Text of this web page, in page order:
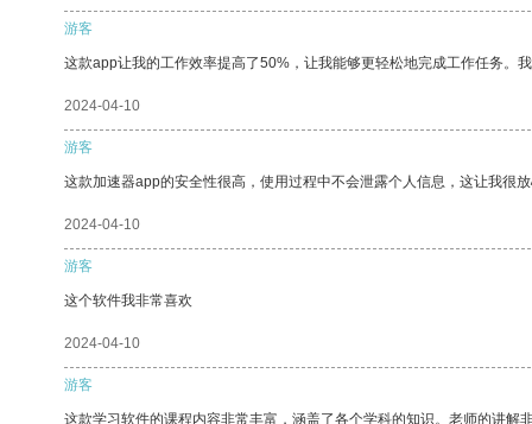
游客
这款app让我的工作效率提高了50%，让我能够更轻松地完成工作任务。
2024-04-10
游客
这款加速器app的安全性很高，使用过程中不会泄露个人信息，这让我很
2024-04-10
游客
这个软件我非常喜欢
2024-04-10
游客
这款学习软件的课程内容非常丰富，涵盖了各个学科的知识。老师的讲解